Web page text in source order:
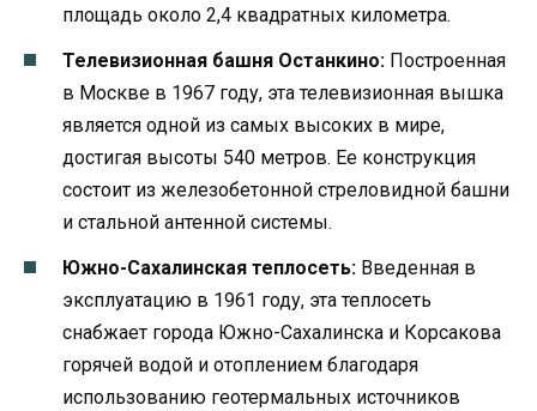
площадь около 2,4 квадратных километра.
Телевизионная башня Останкино: Построенная
в Москве в 1967 году, эта телевизионная вышка
является одной из самых высоких в мире,
достигая высоты 540 метров. Ее конструкция
состоит из железобетонной стреловидной башни
и стальной антенной системы.
Южно-Сахалинская теплосеть: Введенная в
эксплуатацию в 1961 году, эта теплосеть
снабжает города Южно-Сахалинска и Корсакова
горячей водой и отоплением благодаря
использованию геотермальных источников